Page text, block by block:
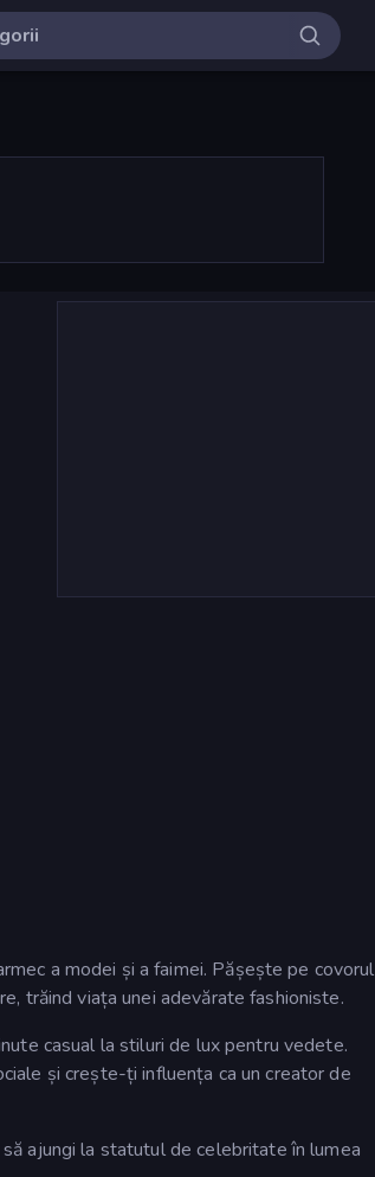
a modei și a faimei. Pășește pe covorul
trăind viața unei adevărate fashioniste.
casual la stiluri de lux pentru vedete.
și crește-ți influența ca un creator de
ajungi la statutul de celebritate în lumea